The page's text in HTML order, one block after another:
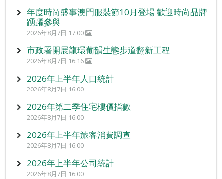
年度時尚盛事澳門服裝節10月登場 歡迎時尚品牌
踴躍參與
2026年8月7日 17:00
市政署開展龍環葡韻生態步道翻新工程
2026年8月7日 16:16
2026年上半年人口統計
2026年8月7日 16:00
2026年第二季住宅樓價指數
2026年8月7日 16:00
2026年上半年旅客消費調查
2026年8月7日 16:00
2026年上半年公司統計
2026年8月7日 16:00